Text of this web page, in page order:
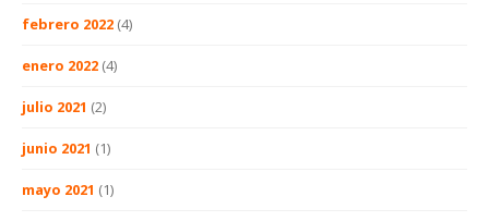
febrero 2022 (4)
enero 2022 (4)
julio 2021 (2)
junio 2021 (1)
mayo 2021 (1)